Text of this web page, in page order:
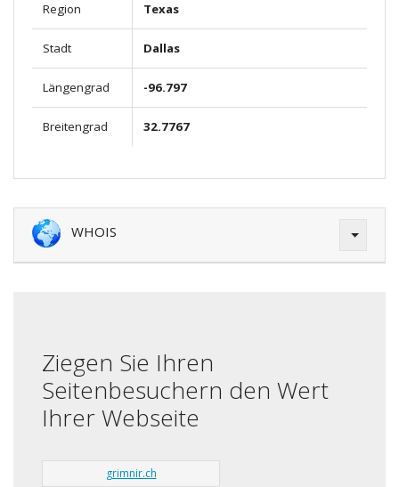
Region Texas
Stadt Dallas
Längengrad -96.797
Breitengrad 32.7767
WHOIS
Ziegen Sie Ihren
Seitenbesuchern den Wert
Ihrer Webseite
grimnir.ch